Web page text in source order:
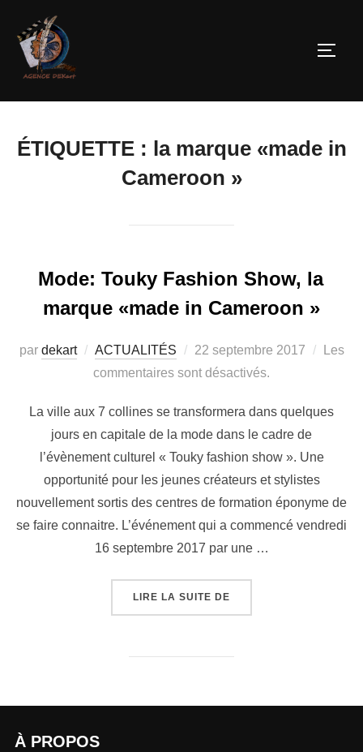
ÉTIQUETTE : la marque «made in
Cameroon »
Mode: Touky Fashion Show, la
marque «made in Cameroon »
par dekart ACTUALITÉS 22 septembre 2017
Les
commentaires sont désactivés.
La ville aux 7 collines se transformera dans quelques
jours en capitale de la mode dans le cadre de
l’évènement culturel « Touky fashion show ». Une
opportunité pour les jeunes créateurs et stylistes
nouvellement sortis des centres de formation éponyme de
se faire connaitre. L’événement qui a commencé vendredi
16 septembre 2017 par une …
LIRE LA SUITE DE
À PROPOS